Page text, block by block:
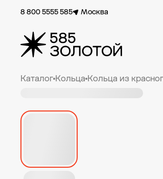
8 800 5555 585 Москва
Каталог Кольца Кольца из